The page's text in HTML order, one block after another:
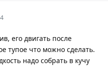
его двигать после
тупое что можно сделать.
надо собрать в кучу